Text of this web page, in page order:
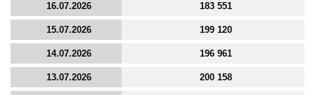
16.07.2026 183 551
15.07.2026 199 120
14.07.2026 196 961
13.07.2026 200 158